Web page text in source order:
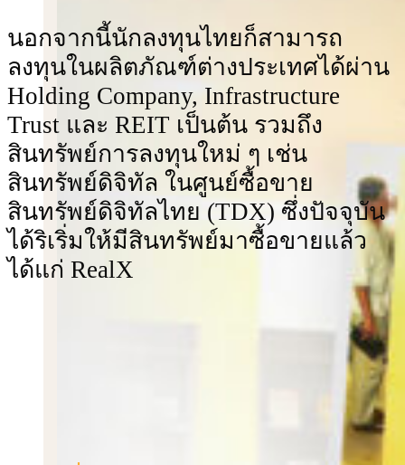
นอกจากนี้นักลงทุนไทยก็สามารถ
ลงทุนในผลิตภัณฑ์ต่างประเทศได้ผ่าน
Holding Company, Infrastructure
Trust และ REIT เป็นต้น รวมถึง
สินทรัพย์การลงทุนใหม่ ๆ เช่น
สินทรัพย์ดิจิทัล ในศูนย์ซื้อขาย
สินทรัพย์ดิจิทัลไทย (TDX) ซึ่งปัจจุบัน
ได้ริเริ่มให้มีสินทรัพย์มาซื้อขายแล้ว
ได้แก่ RealX